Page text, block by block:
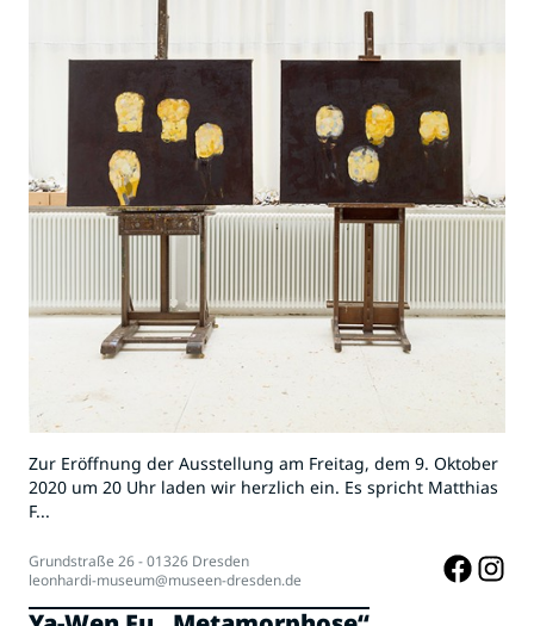
Zur Eröffnung der Ausstellung am Freitag, dem 9. Oktober
2020 um 20 Uhr laden wir herzlich ein. Es spricht Matthias
F...
Grundstraße 26 - 01326 Dresden
leonhardi-museum@museen-dresden.de